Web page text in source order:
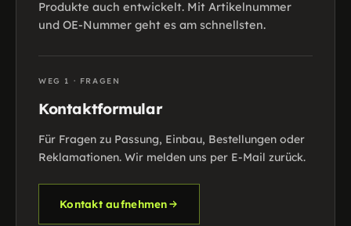
Produkte auch entwickelt. Mit Artikelnummer
und OE-Nummer geht es am schnellsten.
WEG 1 · FRAGEN
Kontaktformular
Für Fragen zu Passung, Einbau, Bestellungen oder
Reklamationen. Wir melden uns per E-Mail zurück.
Kontakt aufnehmen